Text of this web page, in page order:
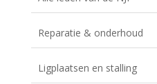
Reparatie & onderhoud
Ligplaatsen en stalling